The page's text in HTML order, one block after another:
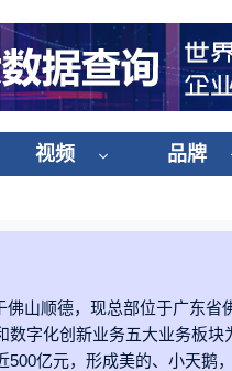
视频 品牌
佛山顺德，现总部位于广东
字化创新业务五大业务板
500亿元，形成美的、小天